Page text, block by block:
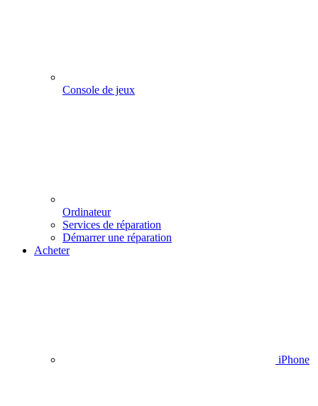
Console de jeux
Ordinateur
Services de réparation
Démarrer une réparation
Acheter
iPhone